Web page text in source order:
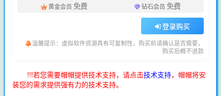
黄金会员 免费 钻石会员 免费
登录购买
温馨提示：虚拟软件资源具有可复制性，购买前请确认是否需要，
购买后概不退款
!!!若您需要帽帽提供技术支持，请点击技术支持，帽帽将安
装您的需求提供强有力的技术支持。